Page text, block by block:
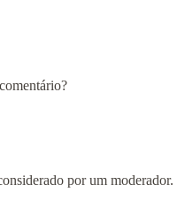
por um moderador.